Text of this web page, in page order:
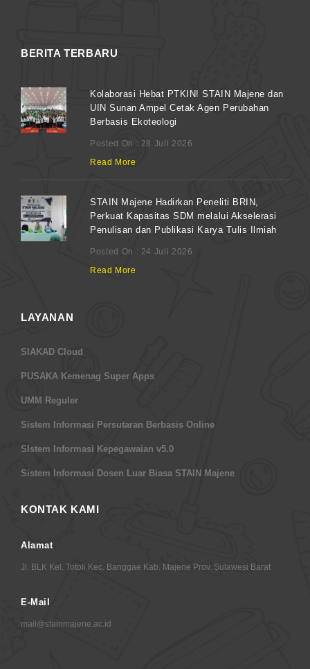
BERITA TERBARU
Kolaborasi Hebat PTKIN! STAIN Majene dan
UIN Sunan Ampel Cetak Agen Perubahan
Berbasis Ekoteologi
Posted On : 28 Juli 2026
Read More
STAIN Majene Hadirkan Peneliti BRIN,
Perkuat Kapasitas SDM melalui Akselerasi
Penulisan dan Publikasi Karya Tulis Ilmiah
Posted On : 24 Juli 2026
Read More
LAYANAN
SIAKAD Cloud
PUSAKA Kemenag Super Apps
UMM Reguler
Sistem Informasi Persutaran Berbasis Online
SIstem Informasi Kepegawaian v5.0
Sistem Informasi Dosen Luar Biasa STAIN Majene
KONTAK KAMI
Alamat
Jl. BLK Kel. Totoli Kec. Banggae Kab. Majene Prov. Sulawesi Barat
E-Mail
mail@stainmajene.ac.id